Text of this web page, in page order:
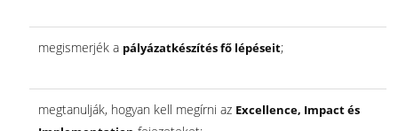
megismerjék a pályázatkészítés fő lépéseit;
megtanulják, hogyan kell megírni az Excellence, Impact és